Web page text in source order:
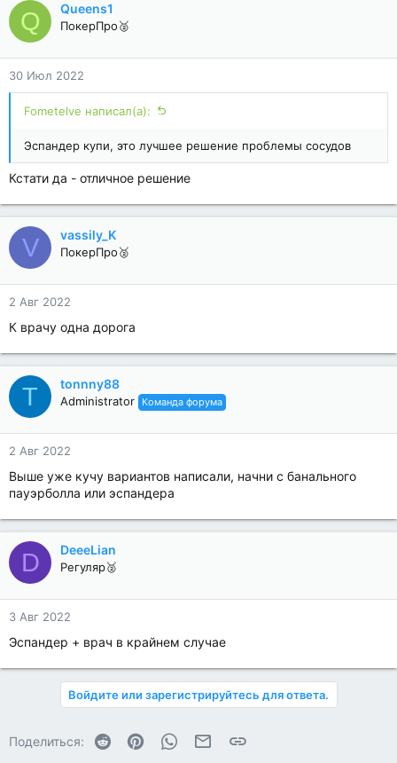
Q Queens1
ПокерПро🥈
30 Июл 2022
Fometelve написал(а):
Эспандер купи, это лучшее решение проблемы сосудов
Кстати да - отличное решение
V vassily_K
ПокерПро🥈
2 Авг 2022
К врачу одна дорога
T tonnny88
Administrator Команда форума
2 Авг 2022
Выше уже кучу вариантов написали, начни с банального
пауэрболла или эспандера
D DeeeLian
Регуляр🥈
3 Авг 2022
Эспандер + врач в крайнем случае
Войдите или зарегистрируйтесь для ответа.
Поделиться: Reddit PinterestWhatsAppЭлектронная почта
Ссылка